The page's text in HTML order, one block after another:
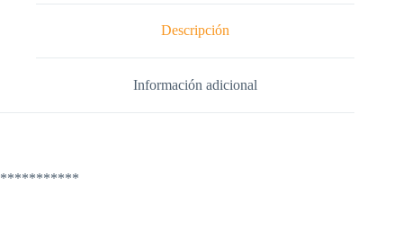
Descripción
Información adicional
***********